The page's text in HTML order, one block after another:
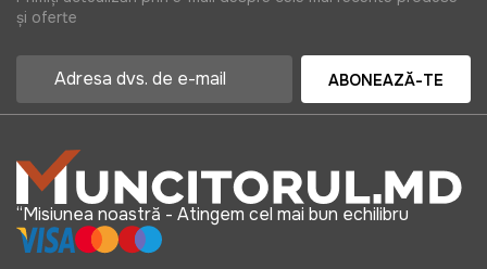
și oferte
ABONEAZĂ-TE
“Misiunea noastră - Atingem cel mai bun echilibru